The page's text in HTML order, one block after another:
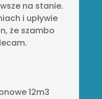
na stanie.
i upływie
że szambo
12m3